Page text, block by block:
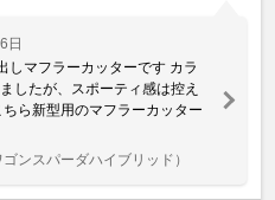
日
しマフラーカッターです カラ
したが、スポーティ感は控え
ら新型用のマフラーカッター
ンスパーダハイブリッド）